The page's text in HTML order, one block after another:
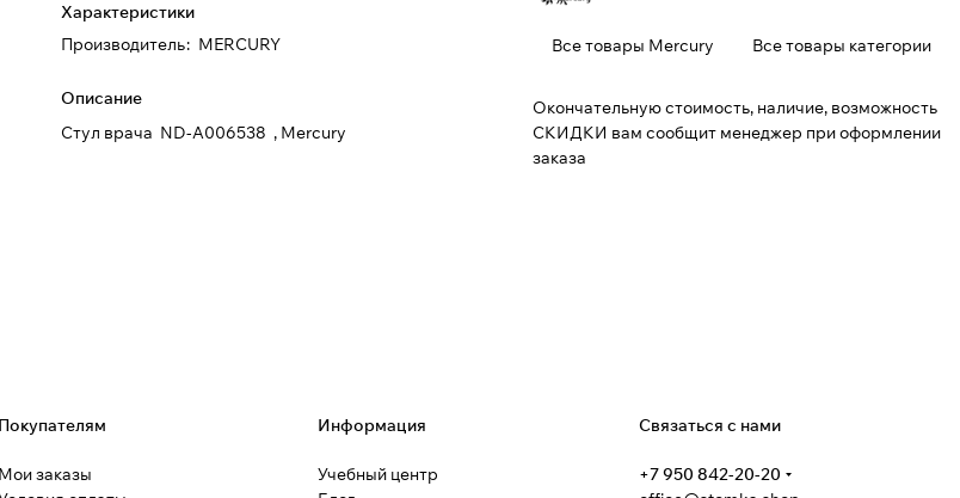
Характеристики
Производитель: MERCURY
Описание
Стул врача ND-A006538 , Mercury
Все товары Mercury Все товары категории
Окончательную стоимость, наличие, возможность
СКИДКИ вам сообщит менеджер при оформлении
заказа
Покупателям
Мои заказы
Информация
Учебный центр
Связаться с нами
+7 950 842-20-20